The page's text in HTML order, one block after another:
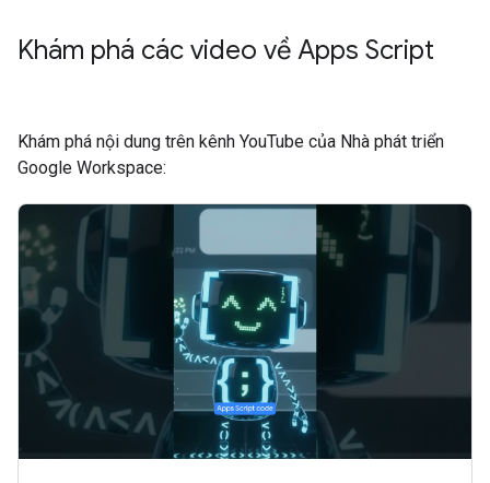
Khám phá các video về Apps Script
Khám phá nội dung trên kênh YouTube của Nhà phát triển
Google Workspace: